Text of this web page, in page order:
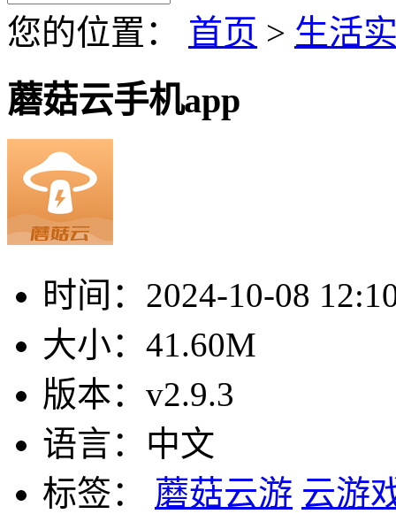
您的位置： 首页 > 生活
蘑菇云手机app
时间： 2024-10-08
大小： 41.60M
版本： v2.9.3
语言： 中文
标签：
蘑菇云游 云游